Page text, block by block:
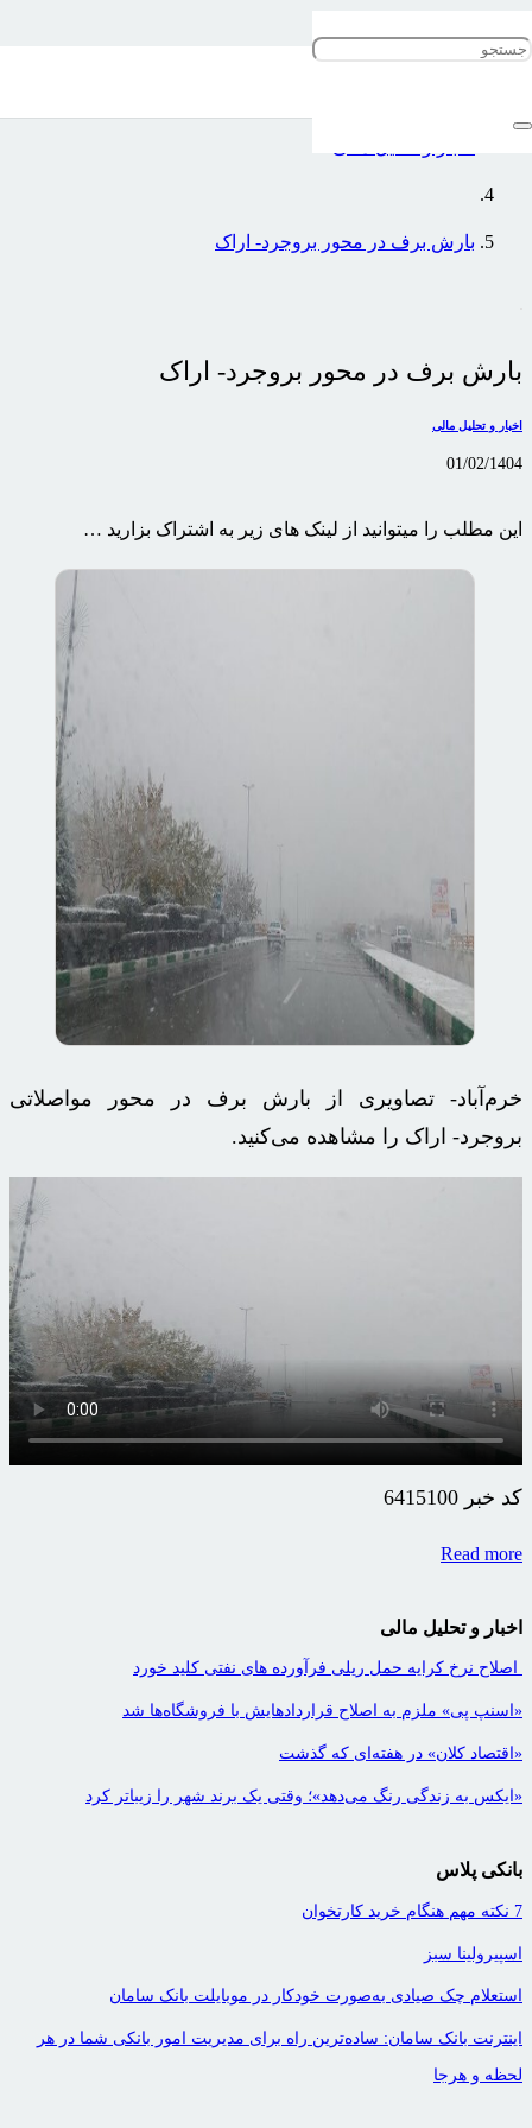
بارش برف در محور بروجرد- اراک
بارش برف در محور بروجرد- اراک
اخبار و تحلیل مالی
01/02/1404
این مطلب را میتوانید از لینک های زیر به اشتراک بزارید …
خرم‌آباد- تصاویری از بارش برف در محور مواصلاتی
بروجرد- اراک را مشاهده می‌کنید.
کد خبر 6415100
Read more
اخبار و تحلیل مالی
اصلاح نرخ کرایه حمل ریلی فرآورده های نفتی کلید خورد
«اسنپ پی» ملزم به اصلاح قراردادهایش با فروشگاه‌ها شد
«اقتصاد کلان» در هفته‌ای که گذشت
«ایکس به زندگی رنگ می‌دهد»؛ وقتی یک برند شهر را زیباتر کرد
بانکی پلاس
7 نکته مهم هنگام خرید کارتخوان
اسپیرولینا سبز
استعلام چک صیادی به‌صورت خودکار در موبایلت بانک سامان
اینترنت بانک سامان: ساده‌ترین راه برای مدیریت امور بانکی شما در هر
لحظه و هرجا